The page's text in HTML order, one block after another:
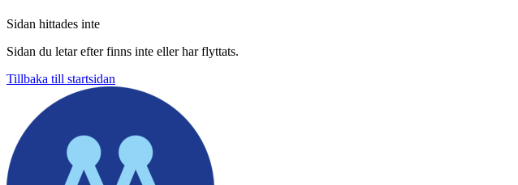
Sidan hittades inte
Sidan du letar efter finns inte eller har flyttats.
Tillbaka till startsidan